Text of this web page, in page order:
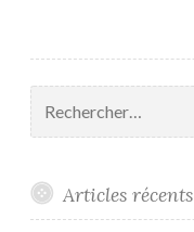
Articles récents